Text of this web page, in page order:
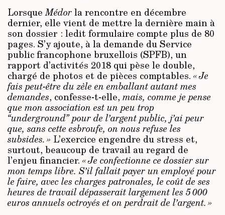
LorsqueMédorla rencontre en décembre
dernier, elle vient de mettre la dernière main à
son dossier : ledit formulaire compte plus de 80
pages. S’y ajoute, à la demande du Service
public francophone bruxellois (SPFB), un
rapport d’activités 2018 qui pèse le double,
chargé de photos et de pièces comptables. « Je
fais peut-être du zèle en emballant autant mes
demandes, confesse-t-elle, mais, comme je pense
que mon association est un peu trop
“underground” pour de l’argent public, j’ai peur
que, sans cette esbroufe, on nous refuse les
subsides. » L’exercice engendre du stress et,
surtout, beaucoup de travail au regard de
l’enjeu financier. « Je confectionne ce dossier sur
mon temps libre. S’il fallait payer un employé pour
le faire, avec les charges patronales, le coût de ses
heures de travail dépasserait largement les 5 000
euros annuels octroyés et on perdrait de l’argent. »